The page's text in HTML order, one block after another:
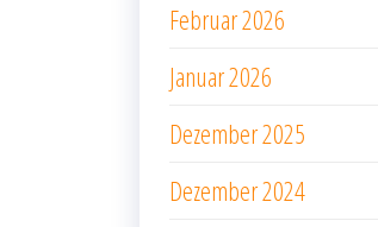
Februar 2026
Januar 2026
Dezember 2025
Dezember 2024